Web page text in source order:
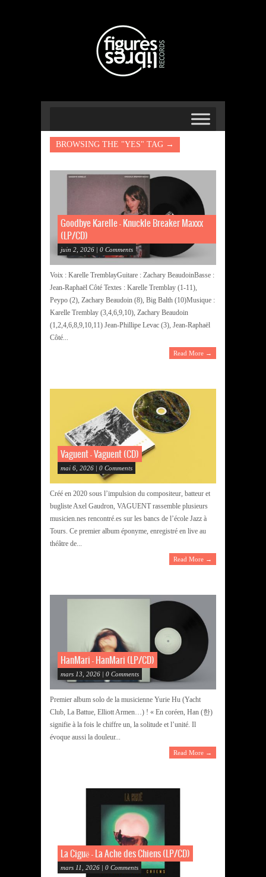
BROWSING THE "YES" TAG →
Goodbye Karelle – Knuckle Breaker Maxxx
(LP/CD)
juin 2, 2026 | 0 Comments
Voix : Karelle TremblayGuitare : Zachary BeaudoinBasse :
Jean-Raphaël Côté Textes : Karelle Tremblay (1-11),
Peypo (2), Zachary Beaudoin (8), Big Balth (10)Musique :
Karelle Tremblay (3,4,6,9,10), Zachary Beaudoin
(1,2,4,6,8,9,10,11) Jean-Phillipe Levac (3), Jean-Raphaël
Côté...
Read More →
Vaguent – Vaguent (CD)
mai 6, 2026 | 0 Comments
Créé en 2020 sous l’impulsion du compositeur, batteur et
bugliste Axel Gaudron, VAGUENT rassemble plusieurs
musicien.nes rencontré.es sur les bancs de l’école Jazz à
Tours. Ce premier album éponyme, enregistré en live au
théâtre de...
Read More →
HanMari – HanMari (LP/CD)
mars 13, 2026 | 0 Comments
Premier album solo de la musicienne Yurie Hu (Yacht
Club, La Battue, Elliott Armen…) ! « En coréen, Han (한)
signifie à la fois le chiffre un, la solitude et l’unité. Il
évoque aussi la douleur...
Read More →
La Ciguë – La Ache des Chiens (LP/CD)
mars 11, 2026 | 0 Comments